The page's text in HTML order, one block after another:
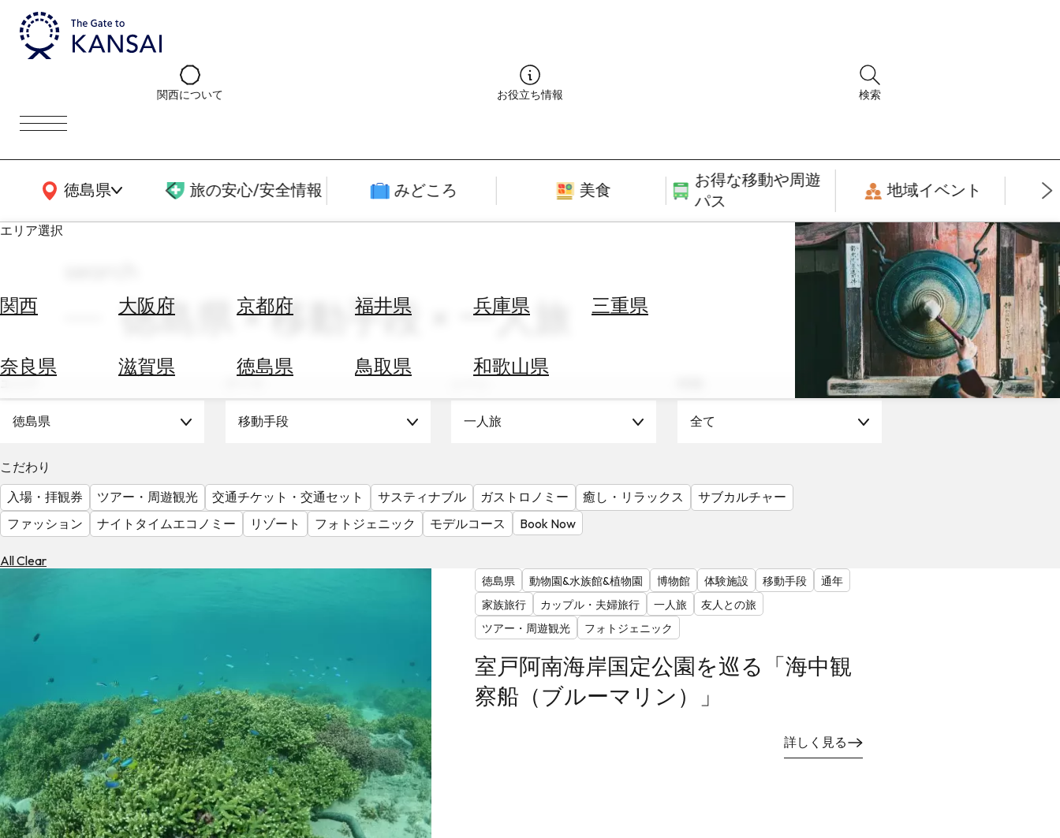
関西について お役立ち情報 検索
徳島県
関西広域MAP 旅の安心/安全情報 みどころ 美食
お得な移動や周遊
パス
地域イベント
エリア選択
関西 大阪府 京都府 福井県 兵庫県 三重県
奈良県 滋賀県 徳島県 鳥取県 和歌山県
ホ
す
替
を
調
べ
天
を
徳島県 × 移動手段 × 一人旅
徳島県 移動手段 一人旅 全て
こだわり
入場・拝観券
ツアー・周遊観光 交通チケット・交通セット サスティナブル ガストロノミー 癒し・リラックス
サブカルチャー
ファッション
ナイトタイムエコノミー リゾート フォトジェニック モデルコース Book Now
All Clear
徳島県 動物園&水族館&植物園 博物館 体験施設 移動手段
通年
家族旅行
カップル・夫婦旅行 一人旅
友人との旅
ツアー・周遊観光
フォトジェニック
室戸阿南海岸国定公園を巡る「海中観
察船（ブルーマリン）」
詳しく見る